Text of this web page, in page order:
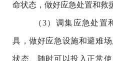
命状态，做好应急处置和救
（3）调集应急处置
具，做好应急设施和避难
状态、随时可以投入正常